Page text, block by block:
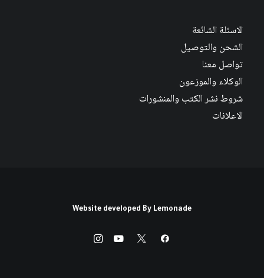
الاسئلة الشائعة
الشحن والتوصيل
تواصل معنا
الوكلاء والموزعون
شروط نشر الكتب والمنشورات
الاعلانات
Website developed By Lemonade